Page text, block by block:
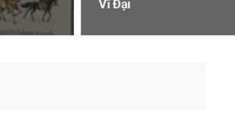
Vĩ Đại